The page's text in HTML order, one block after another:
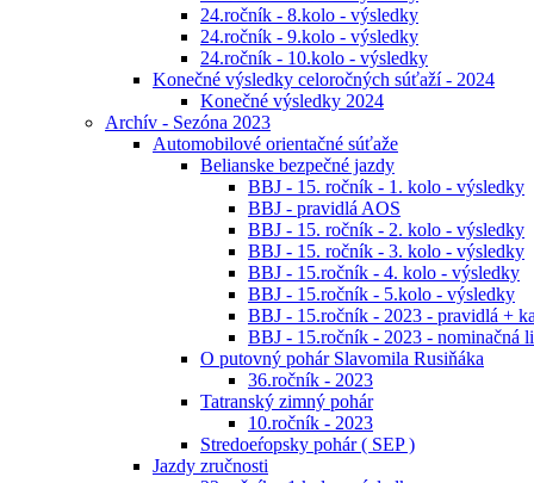
24.ročník - 8.kolo - výsledky
24.ročník - 9.kolo - výsledky
24.ročník - 10.kolo - výsledky
Konečné výsledky celoročných súťaží - 2024
Konečné výsledky 2024
Archív - Sezóna 2023
Automobilové orientačné súťaže
Belianske bezpečné jazdy
BBJ - 15. ročník - 1. kolo - výsledky
BBJ - pravidlá AOS
BBJ - 15. ročník - 2. kolo - výsledky
BBJ - 15. ročník - 3. kolo - výsledky
BBJ - 15.ročník - 4. kolo - výsledky
BBJ - 15.ročník - 5.kolo - výsledky
BBJ - 15.ročník - 2023 - pravidlá +
BBJ - 15.ročník - 2023 - nominačná
O putovný pohár Slavomila Rusiňáka
36.ročník - 2023
Tatranský zimný pohár
10.ročník - 2023
Stredoeŕopsky pohár ( SEP )
Jazdy zručnosti